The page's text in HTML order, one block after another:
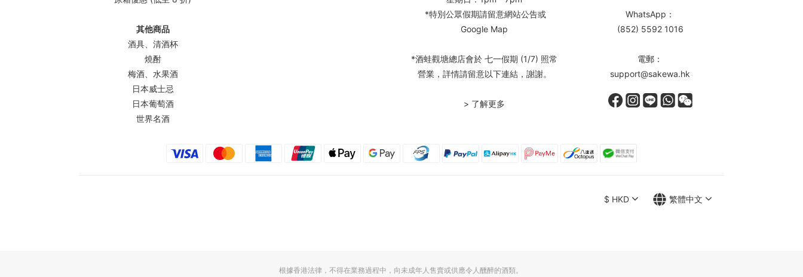
其他商品
酒具、清酒杯
燒酎
梅酒、水果酒
日本威士忌
日本葡萄酒
世界名酒
*特別公眾假期請留意網站公告或
Google Map
*酒蛙觀塘總店會於 七一假期 (1/7) 照常
營業，詳情請留意以下連結，謝謝。
> 了解更多
WhatsApp：
(852) 5592 1016
電郵：
support@sakewa.hk
$ HKD 繁體中文
根據香港法律，不得在業務過程中，向未成年人售賣或供應令人醺醉的酒類。